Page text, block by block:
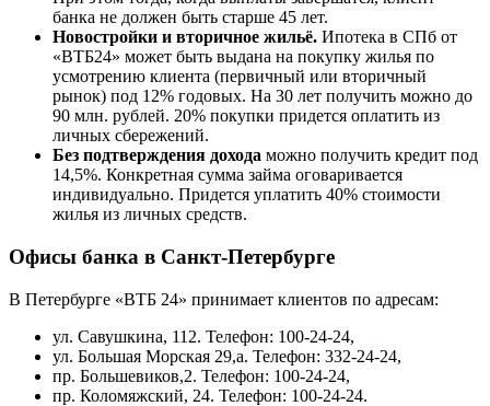
банка не должен быть старше 45 лет.
Новостройки и вторичное жильё. Ипотека в СПб от
«ВТБ24» может быть выдана на покупку жилья по
усмотрению клиента (первичный или вторичный
рынок) под 12% годовых. На 30 лет получить можно до
90 млн. рублей. 20% покупки придется оплатить из
личных сбережений.
Без подтверждения дохода можно получить кредит под
14,5%. Конкретная сумма займа оговаривается
индивидуально. Придется уплатить 40% стоимости
жилья из личных средств.
Офисы банка в Санкт-Петербурге
В Петербурге «ВТБ 24» принимает клиентов по адресам:
ул. Савушкина, 112. Телефон: 100-24-24,
ул. Большая Морская 29,а. Телефон: 332-24-24,
пр. Большевиков,2. Телефон: 100-24-24,
пр. Коломяжский, 24. Телефон: 100-24-24.